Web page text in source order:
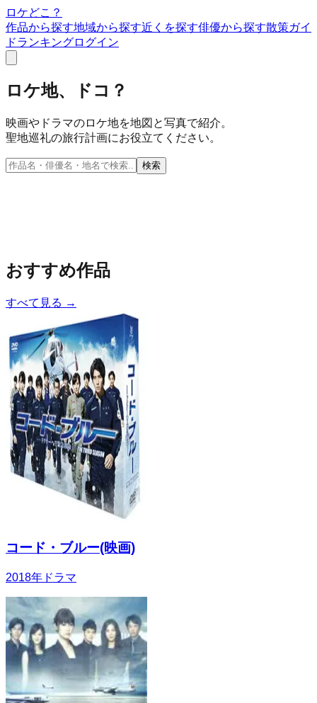
ロケどこ？
作品から探す地域から探す近くを探す俳優から探す散策ガイ
ドランキングログイン
ロケ地、ドコ？
映画やドラマのロケ地を地図と写真で紹介。
聖地巡礼の旅行計画にお役立てください。
検索
おすすめ作品
すべて見る →
コード・ブルー(映画)
2018年 ドラマ